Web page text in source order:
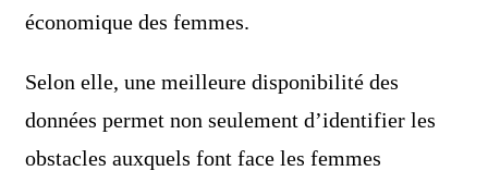
économique des femmes.
Selon elle, une meilleure disponibilité des
données permet non seulement d’identifier les
obstacles auxquels font face les femmes